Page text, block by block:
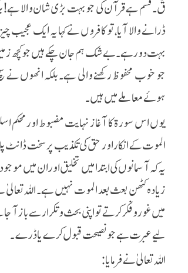
قۤ۔ قسم ہے قرآن کی جو بہت بڑی شان والا
ڈرانے والا آیا، تو کافروں نے کہا یہ ایک عجیب
بہت دور ہے۔بے شک ہم جان چکے ہیں جو کچھ
جو خوب محفوظ رکھنے والی ہے۔بلکہ انھوں نے
ہوئے معاملے میں ہیں۔
یوں اس سورۃ کا آغاز نہایت مضبوط اور محکم
الموت کے انکار اور حق کی تکذیب پر سخت ڈانٹ
یہ کہ آسمانوں کی ابتدا میں تخلیق اور ان میں
زیادہ کٹھن بعث بعد الموت نہیں ہے۔ اللہ تعالیٰ
میں غور و فکر کرتے تو اپنی بحث و تکرار سے
لیے عبرت ہے جو نصیحت قبول کرے یا ڈرے۔
اللہ تعالیٰ نے فرمایا: